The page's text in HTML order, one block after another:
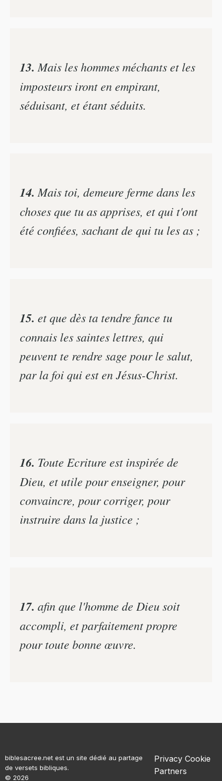
13. Mais les hommes méchants et les
imposteurs iront en empirant,
séduisant, et étant séduits.
14. Mais toi, demeure ferme dans les
choses que tu as apprises, et qui t'ont
été confiées, sachant de qui tu les as ;
15. et que dès ta tendre fance tu
connais les saintes lettres, qui
peuvent te rendre sage pour le salut,
par la foi qui est en Jésus-Christ.
16. Toute Ecriture est inspirée de
Dieu, et utile pour enseigner, pour
convaincre, pour corriger, pour
instruire dans la justice ;
17. afin que l'homme de Dieu soit
accompli, et parfaitement propre
pour toute bonne œuvre.
biblesacree.net est un site dédié au partage
de versets bibliques.
© 2026
Privacy Cookie
Partners